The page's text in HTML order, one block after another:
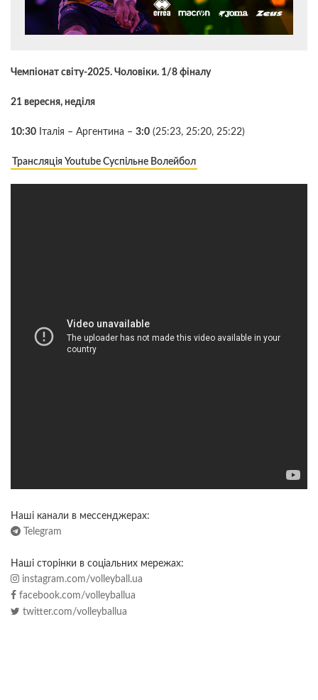
Чемпіонат світу-2025. Чоловіки. 1/8 фіналу
21 вересня, неділя
10:30 Італія – Аргентина – 3:0 (25:23, 25:20, 25:22)
Трансляція Youtube Суспільне Волейбол
Наші канали в мессенджерах:
Telegram
Наші сторінки в соціальних мережах:
instagram.com/volleyball.ua
facebook.com/volleyballua
twitter.com/volleyballua